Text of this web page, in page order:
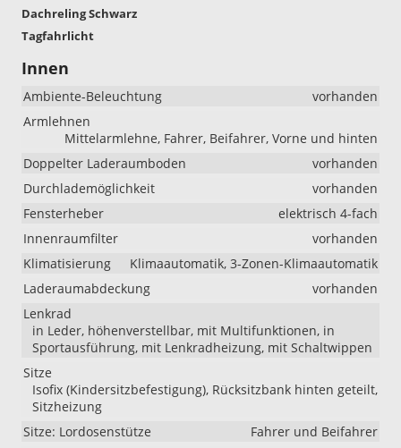
Dachreling Schwarz
Tagfahrlicht
Innen
Ambiente-Beleuchtung
vorhanden
Armlehnen
Mittelarmlehne, Fahrer, Beifahrer, Vorne und hinten
Doppelter Laderaumboden
vorhanden
Durchlademöglichkeit
vorhanden
Fensterheber
elektrisch 4-fach
Innenraumfilter
vorhanden
Klimatisierung
Klimaautomatik, 3-Zonen-Klimaautomatik
Laderaumabdeckung
vorhanden
Lenkrad
in Leder, höhenverstellbar, mit Multifunktionen, in
Sportausführung, mit Lenkradheizung, mit Schaltwippen
Sitze
Isofix (Kindersitzbefestigung), Rücksitzbank hinten geteilt,
Sitzheizung
Sitze: Lordosenstütze
Fahrer und Beifahrer